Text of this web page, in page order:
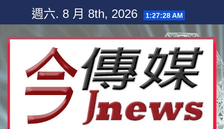
content
週六. 8 月 8th, 2026 1:27:29 AM